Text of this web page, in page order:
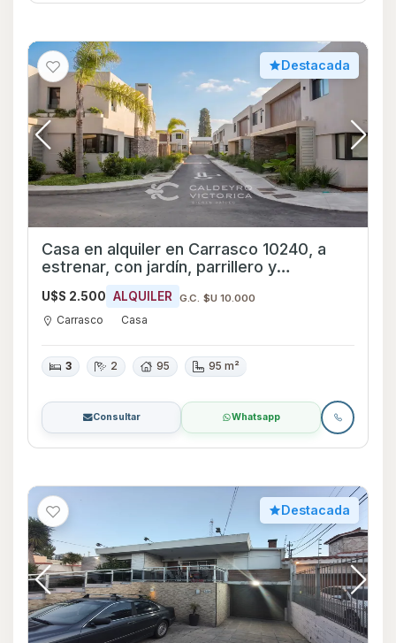
Destacada
Casa en alquiler en Carrasco 10240, a
estrenar, con jardín, parrillero y
excelentes amenities
U$S 2.500 ALQUILER G.C. $U 10.000
Carrasco Casa
3 2 95 95 m²
Consultar Whatsapp
Destacada